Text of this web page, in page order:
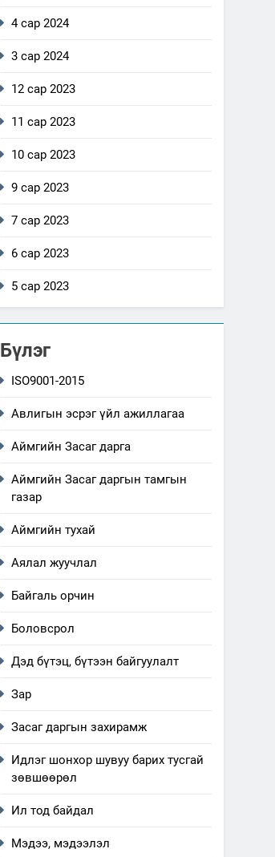
4 сар 2024
3 сар 2024
12 сар 2023
11 сар 2023
10 сар 2023
9 сар 2023
7 сар 2023
6 сар 2023
5 сар 2023
Бүлэг
ISO9001-2015
Авлигын эсрэг үйл ажиллагаа
Аймгийн Засаг дарга
Аймгийн Засаг даргын тамгын
газар
Аймгийн тухай
Аялал жуучлал
Байгаль орчин
Боловсрол
Дэд бүтэц, бүтээн байгуулалт
Зар
Засаг даргын захирамж
Идлэг шонхор шувуу барих тусгай
зөвшөөрөл
Ил тод байдал
Мэдээ, мэдээлэл